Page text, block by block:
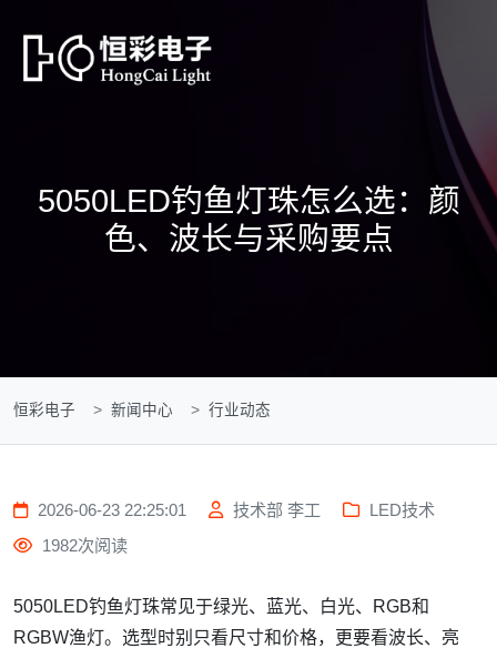
5050LED钓鱼灯珠怎么选：颜
色、波长与采购要点
恒彩电子 新闻中心 行业动态
2026-06-23 22:25:01 技术部 李工
LED技术
1982次阅读
5050LED钓鱼灯珠常见于绿光、蓝光、白光、RGB和
RGBW渔灯。选型时别只看尺寸和价格，更要看波长、亮